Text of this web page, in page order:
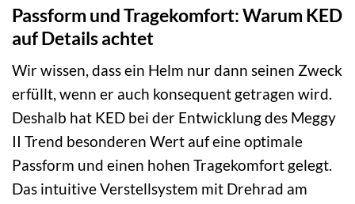
Passform und Tragekomfort: Warum KED
auf Details achtet
Wir wissen, dass ein Helm nur dann seinen Zweck
erfüllt, wenn er auch konsequent getragen wird.
Deshalb hat KED bei der Entwicklung des Meggy
II Trend besonderen Wert auf eine optimale
Passform und einen hohen Tragekomfort gelegt.
Das intuitive Verstellsystem mit Drehrad am